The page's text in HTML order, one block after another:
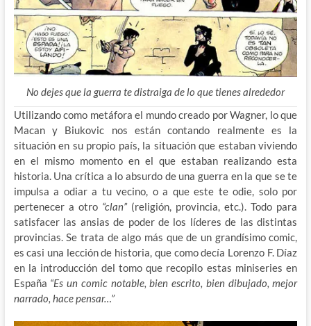
No dejes que la guerra te distraiga de lo que tienes alrededor
Utilizando como metáfora el mundo creado por Wagner, lo que
Macan y Biukovic nos están contando realmente es la
situación en su propio país, la situación que estaban viviendo
en el mismo momento en el que estaban realizando esta
historia. Una crítica a lo absurdo de una guerra en la que se te
impulsa a odiar a tu vecino, o a que este te odie, solo por
pertenecer a otro “clan”(religión, provincia, etc.). Todo para
satisfacer las ansias de poder de los líderes de las distintas
provincias. Se trata de algo más que de un grandísimo comic,
es casi una lección de historia, que como decía Lorenzo F. Díaz
en la introducción del tomo que recopilo estas miniseries en
España “Es un comic notable, bien escrito, bien dibujado, mejor
narrado, hace pensar…”